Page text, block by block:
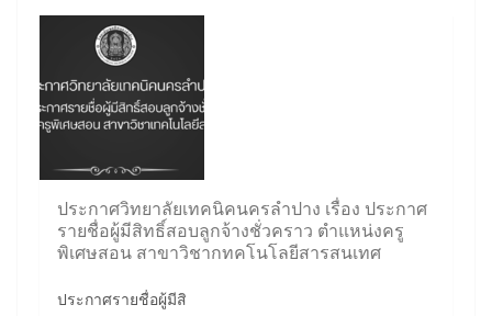
ประกาศวิทยาลัยเทคนิคนครลำปาง เรื่อง ประกาศ
รายชื่อผู้มีสิทธิ์สอบลูกจ้างชั่วคราว ตำแหน่งครู
พิเศษสอน สาขาวิชากทคโนโลยีสารสนเทศ
ประกาศรายชื่อผู้มีสิ